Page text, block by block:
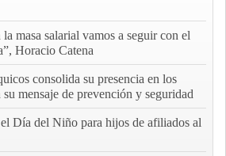
masa salarial vamos a seguir con el
Horacio Catena
consolida su presencia en los
mensaje de prevención y seguridad
Día del Niño para hijos de afiliados al